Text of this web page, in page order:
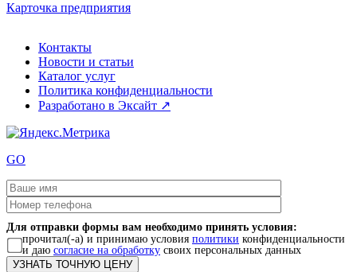
Карточка предприятия
Контакты
Новости и статьи
Каталог услуг
Политика конфиденциальности
Разработано в Эксайт ↗
GO
Для отправки формы вам необходимо принять условия:
прочитал(-а) и принимаю условия политики конфиденциальности
и даю согласие на обработку своих персональных данных